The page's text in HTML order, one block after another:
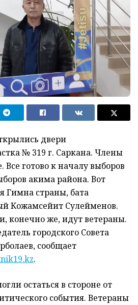
двери
№ 319 г. Саркана. Члены
Все готово к началу выборов
акима района. Вот
Гимна страны, бата
Кожамсейит Сулейменов.
конечно же, идут ветераны.
городского Совета
сообщает
.
остаться в стороне от
события. Ветераны